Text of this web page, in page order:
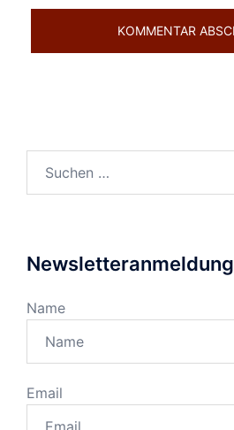
nach:
Newsletteranmeldung
Name
Email